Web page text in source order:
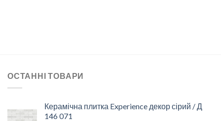
ОСТАННІ ТОВАРИ
Керамічна плитка Experience декор сірий / Д
146 071